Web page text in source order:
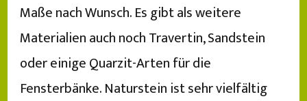
Maße nach Wunsch. Es gibt als weitere
Materialien auch noch Travertin, Sandstein
oder einige Quarzit-Arten für die
Fensterbänke. Naturstein ist sehr vielfältig